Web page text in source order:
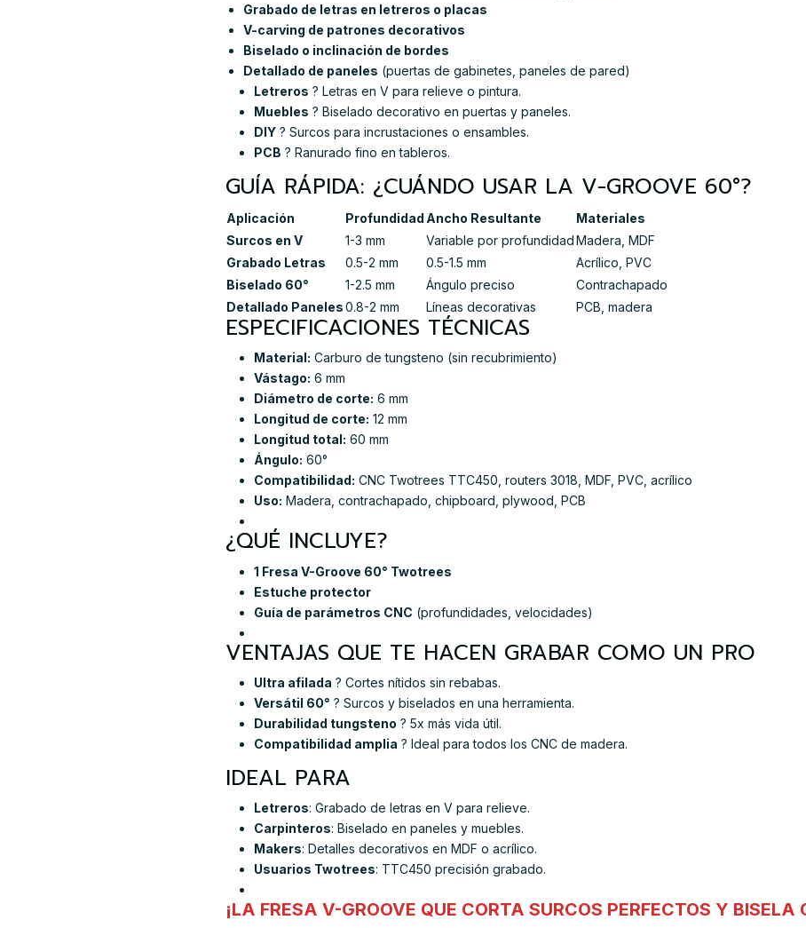
Grabado de letras en letreros o placas
V-carving de patrones decorativos
Biselado o inclinación de bordes
Detallado de paneles (puertas de gabinetes, paneles de pared)
Letreros ? Letras en V para relieve o pintura.
Muebles ? Biselado decorativo en puertas y paneles.
DIY ? Surcos para incrustaciones o ensambles.
PCB ? Ranurado fino en tableros.
GUÍA RÁPIDA: ¿CUÁNDO USAR LA V-GROOVE 60°?
Aplicación Profundidad Ancho Resultante
Materiales
Surcos en V
1-3 mm Variable por profundidadMadera, MDF
Grabado Letras
0.5-2 mm 0.5-1.5 mm
Acrílico, PVC
Biselado 60°
1-2.5 mm Ángulo preciso
Contrachapado
Detallado Paneles0.8-2 mm Líneas decorativas PCB, madera
ESPECIFICACIONES TÉCNICAS
Material: Carburo de tungsteno (sin recubrimiento)
Vástago: 6 mm
Diámetro de corte: 6 mm
Longitud de corte: 12 mm
Longitud total: 60 mm
Ángulo: 60°
Compatibilidad: CNC Twotrees TTC450, routers 3018, MDF, PVC, acrílico
Uso: Madera, contrachapado, chipboard, plywood, PCB
¿QUÉ INCLUYE?
1 Fresa V-Groove 60° Twotrees
Estuche protector
Guía de parámetros CNC (profundidades, velocidades)
VENTAJAS QUE TE HACEN GRABAR COMO UN PRO
Ultra afilada ? Cortes nítidos sin rebabas.
Versátil 60° ? Surcos y biselados en una herramienta.
Durabilidad tungsteno ? 5x más vida útil.
Compatibilidad amplia ? Ideal para todos los CNC de madera.
IDEAL PARA
Letreros: Grabado de letras en V para relieve.
Carpinteros: Biselado en paneles y muebles.
Makers: Detalles decorativos en MDF o acrílico.
Usuarios Twotrees: TTC450 precisión grabado.
¡LA FRESA V-GROOVE QUE CORTA SURCOS PERFECTOS Y BISELA